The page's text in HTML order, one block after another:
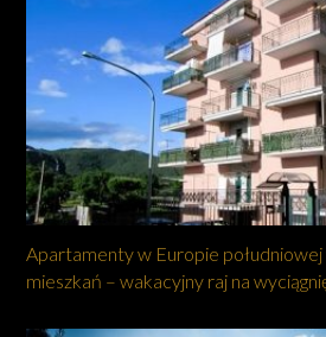
Apartamenty w Europie południowej
mieszkań – wakacyjny raj na